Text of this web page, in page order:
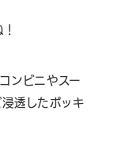
ンビニやスー
透したポッキ